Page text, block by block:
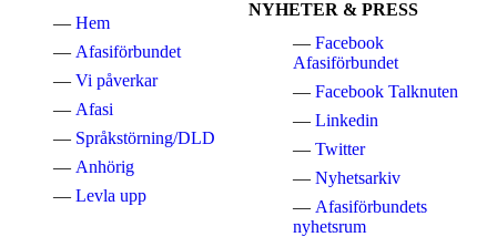
Hem
Afasiförbundet
Vi påverkar
Afasi
Språkstörning/DLD
Anhörig
Levla upp
NYHETER & PRESS
Facebook
Afasiförbundet
Facebook Talknuten
Linkedin
Twitter
Nyhetsarkiv
Afasiförbundets
nyhetsrum